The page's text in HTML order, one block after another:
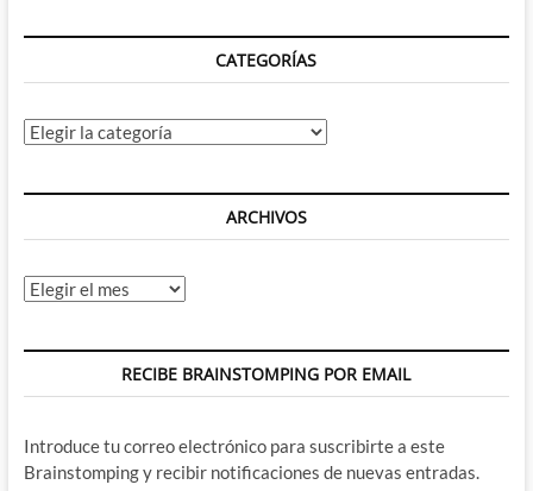
CATEGORÍAS
Categorías
ARCHIVOS
Archivos
RECIBE BRAINSTOMPING POR EMAIL
Introduce tu correo electrónico para suscribirte a este
Brainstomping y recibir notificaciones de nuevas entradas.